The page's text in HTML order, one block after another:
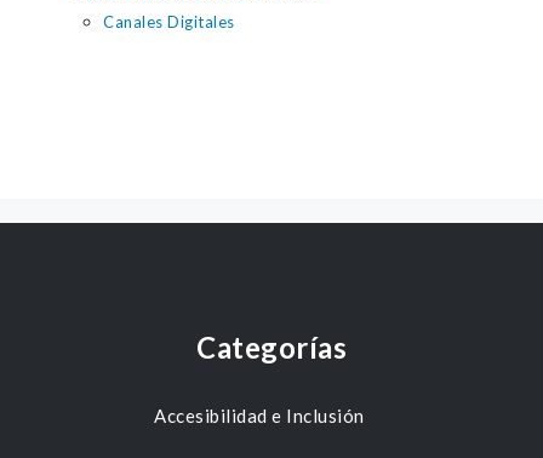
Canales Digitales
Categorías
Accesibilidad e Inclusión